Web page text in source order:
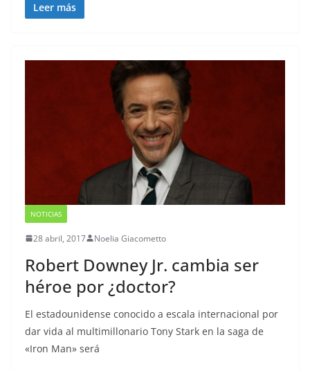
Leer más
NOTICIAS
28 abril, 2017 Noelia Giacometto
Robert Downey Jr. cambia ser
héroe por ¿doctor?
El estadounidense conocido a escala internacional por
dar vida al multimillonario Tony Stark en la saga de
«Iron Man» será